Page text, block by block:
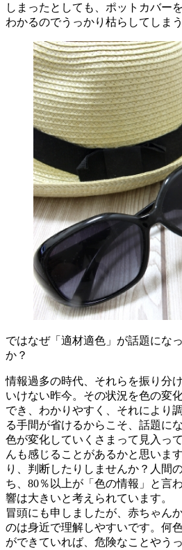
しまったとしても、ポットカバー
わかるのでうっかり枯らしてしま
ではなぜ「適材適色」が話題にな
か？
情報過多の時代、それらを振り分
いけない昨今。その状況を色の変
でき、わかりやすく、それにより
る手間が省けるからこそ、話題に
色が変化していくさまって見入っ
んも感じることがあるかと思いま
り、判断したりしませんか？人間
ち、80％以上が「色の情報」と言
響は大きいと考えられています。
冒頭にも申しましたが、赤ちゃん
のは身近で理解しやすいです。何
ができていれば、危険なことやう